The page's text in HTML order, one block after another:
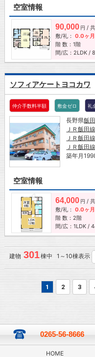
空室情報
90,000 円 /
敷/礼： 0.0ヶ月
階 数：1階
間/広：2LDK /
ソフィアケートヨコカワ
仲介手数料半額 敷金ゼロ 礼
長野県飯
ＪＲ飯田線
ＪＲ飯田線
ＪＲ飯田線
築年月
空室情報
64,000 円 /
敷/礼： 0.0ヶ月
階 数：2階
間/広：1LDK /
建物 301棟中 1～10棟表示
1 2 3
0265-56-8666
HOME